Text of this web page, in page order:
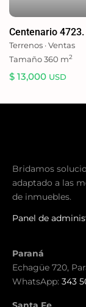
Centenario
Terrenos ·Ventas
Tamaño360 m2
$ 13,000 USD
Bridamos
adaptado a las
de inmuebles.
Panel de
Paraná
Echagüe 720,
WhatsApp: 343